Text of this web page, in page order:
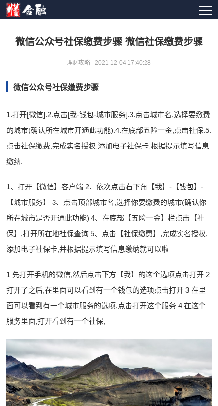
微信公众号社保缴费步骤 微信社保缴费步骤
理财攻略 2021-12-04 17:40:28
微信公众号社保缴费步骤
1.打开[微信].2.点击[我-钱包-城市服务].3.点击城市名,选择要缴费
的城市(确认所在城市开通此功能).4.在底部五险一金,点击社保.5.
点击社保缴费,完成实名授权,添加电子社保卡,根据提示填写信息
缴纳.
1、打开【微信】客户端 2、依次点击右下角【我】-【钱包】-
【城市服务】 3、点击顶部城市名,选择你要缴费的城市(确认你
所在城市是否开通此功能) 4、在底部【五险一金】栏点击【社
保】,打开所在地社保查询 5、点击【社保缴费】,完成实名授权,
添加电子社保卡,并根据提示填写信息缴纳就可以啦
1 先打开手机的微信,然后点击下方【我】的这个选项点击打开 2
打开了之后,在里面可以看到有一个钱包的选项点击打开 3 在里
面可以看到有一个城市服务的选项,点击打开这个服务 4 在这个
服务里面,打开看到有一个社保,